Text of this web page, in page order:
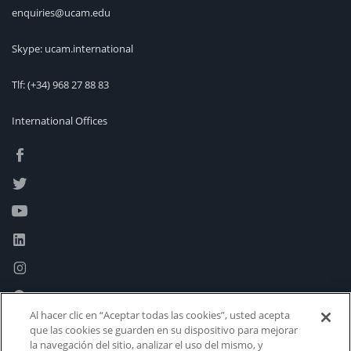
enquiries@ucam.edu
Skype: ucam.international
Tlf:(+34) 968 27 88 83
International Offices
Al hacer clic en “Aceptar todas las cookies”, usted acepta
que las cookies se guarden en su dispositivo para mejorar
la navegación del sitio, analizar el uso del mismo, y